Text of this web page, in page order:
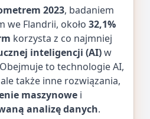
2023, badaniem
we Flandrii, około 32,1%
korzysta z co najmniej
inteligencji (AI)w
to technologie AI,
także inne rozwiązania,
maszynowe i
analizę danych.